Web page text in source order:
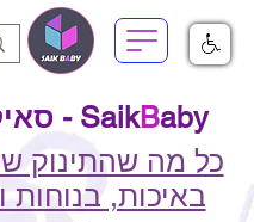
SaikBaby - סאיקבייבי
כל מה שהתינוק
באיכות,